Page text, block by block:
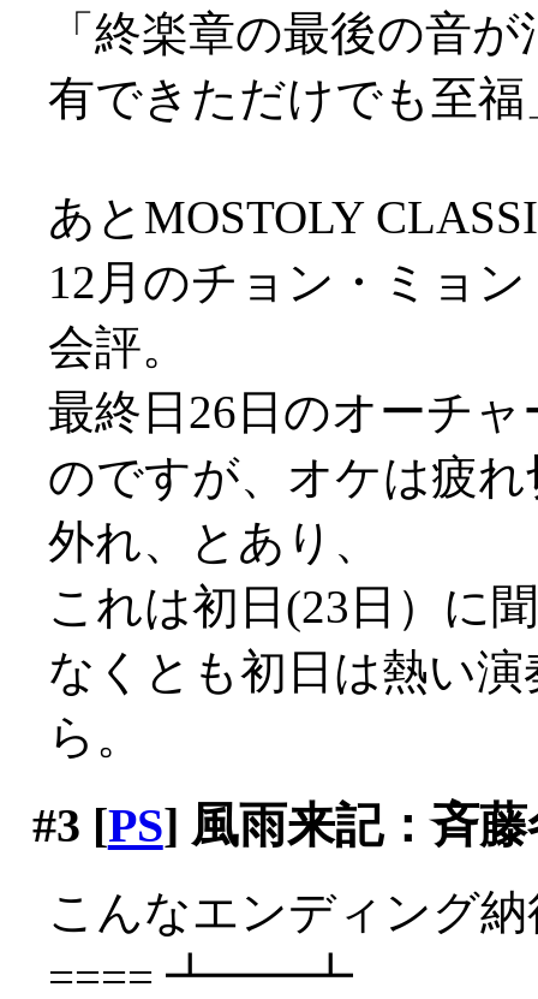
「終楽章の最後の音
有できただけでも至
あとMOSTOLY
12月のチョン・ミョ
会評。
最終日26日のオーチ
のですが、オケは疲
外れ、とあり、
これは初日(23日）に
なくとも初日は熱い
ら。
#3 [PS] 風雨来記：斉
こんなエンディング
==== ┻━━┻